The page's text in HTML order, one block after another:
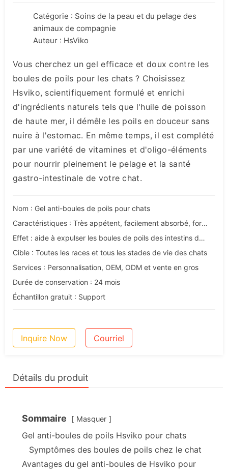
Catégorie : Soins de la peau et du pelage des
animaux de compagnie
Auteur : HsViko
Vous cherchez un gel efficace et doux contre les
boules de poils pour les chats ? Choisissez
Hsviko, scientifiquement formulé et enrichi
d'ingrédients naturels tels que l'huile de poisson
de haute mer, il démêle les poils en douceur sans
nuire à l'estomac. En même temps, il est complété
par une variété de vitamines et d'oligo-éléments
pour nourrir pleinement le pelage et la santé
gastro-intestinale de votre chat.
Nom : Gel anti-boules de poils pour chats
Caractéristiques : Très appétent, facilement absorbé, formulé de manière nutritionnelle, sans additifs.
Effet : aide à expulser les boules de poils des intestins du chat.
Cible : Toutes les races et tous les stades de vie des chats
Services : Personnalisation, OEM, ODM et vente en gros
Durée de conservation : 24 mois
Échantillon gratuit : Support
Inquire Now Courriel
Détails du produit
Sommaire Masquer
Gel anti-boules de poils Hsviko pour chats
Symptômes des boules de poils chez le chat
Avantages du gel anti-boules de Hsviko pour